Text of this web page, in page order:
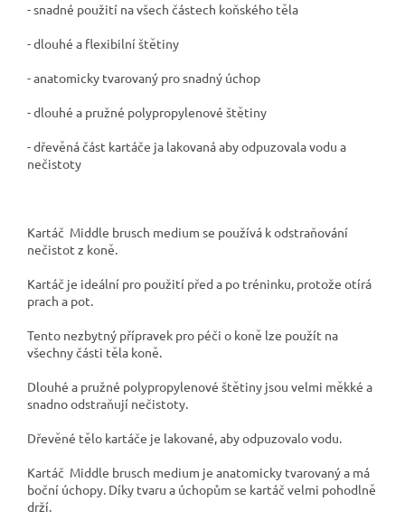
- snadné použití na všech částech koňského těla
- dlouhé a flexibilní štětiny
- anatomicky tvarovaný pro snadný úchop
- dlouhé a pružné polypropylenové štětiny
- dřevěná část kartáče ja lakovaná aby odpuzovala vodu a
nečistoty
Kartáč Middle brusch medium se používá k odstraňování
nečistot z koně.
Kartáč je ideální pro použití před a po tréninku, protože otírá
prach a pot.
Tento nezbytný přípravek pro péči o koně lze použít na
všechny části těla koně.
Dlouhé a pružné polypropylenové štětiny jsou velmi měkké a
snadno odstraňují nečistoty.
Dřevěné tělo kartáče je lakované, aby odpuzovalo vodu.
Kartáč Middle brusch medium je anatomicky tvarovaný a má
boční úchopy. Díky tvaru a úchopům se kartáč velmi pohodlně
drží.